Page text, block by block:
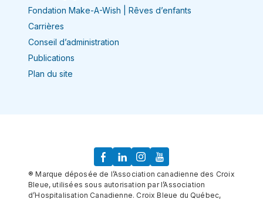
Fondation Make-A-Wish | Rêves d’enfants
Carrières
Conseil d’administration
Publications
Plan du site
® Marque déposée de l’Association canadienne des Croix
Bleue, utilisées sous autorisation par l’Association
d’Hospitalisation Canadienne. Croix Bleue du Québec,